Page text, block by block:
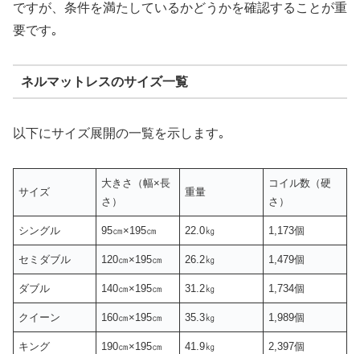
ですが、条件を満たしているかどうかを確認することが重
要です｡
ネルマットレスのサイズ一覧
以下にサイズ展開の一覧を示します｡
サイズ
大きさ（幅×長
さ）
重量
コイル数（硬
さ）
シングル 95㎝×195㎝ 22.0㎏ 1,173個
セミダブル 120㎝×195㎝ 26.2㎏ 1,479個
ダブル 140㎝×195㎝ 31.2㎏ 1,734個
クイーン 160㎝×195㎝ 35.3㎏ 1,989個
キング 190㎝×195㎝ 41.9㎏ 2,397個